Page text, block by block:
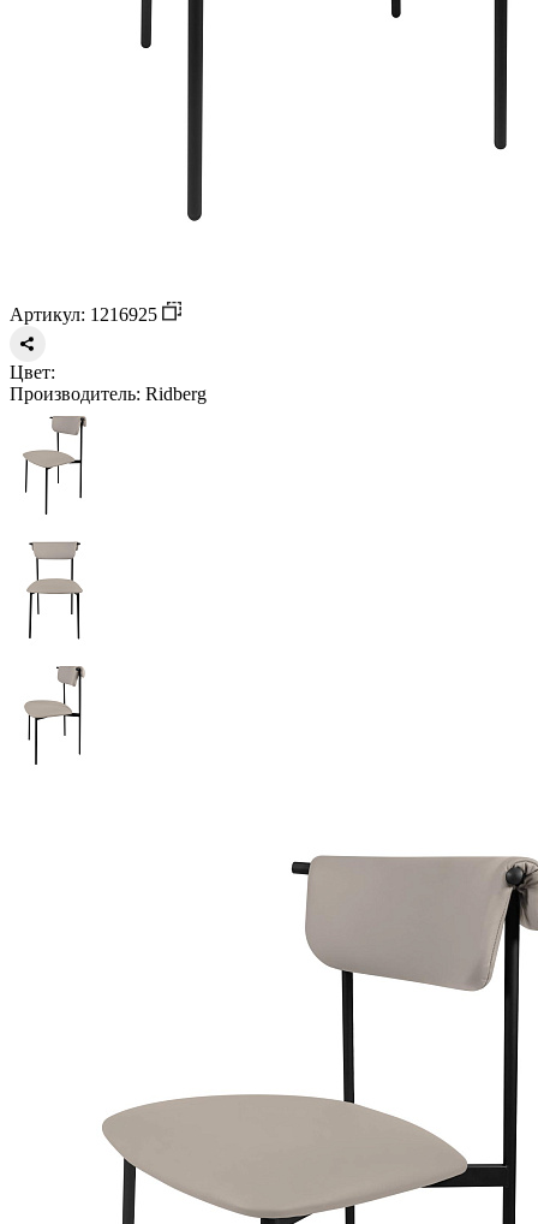
Артикул: 1216925
Цвет:
Производитель: Ridberg